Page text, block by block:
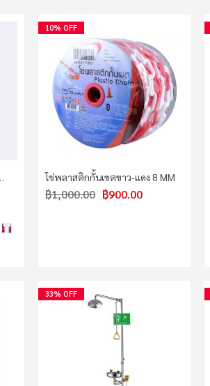
10% OFF
โซ่พลาสติกกั้นเขตขาว-แดง 8 MM
฿900.00
฿1,000.00
33% OFF